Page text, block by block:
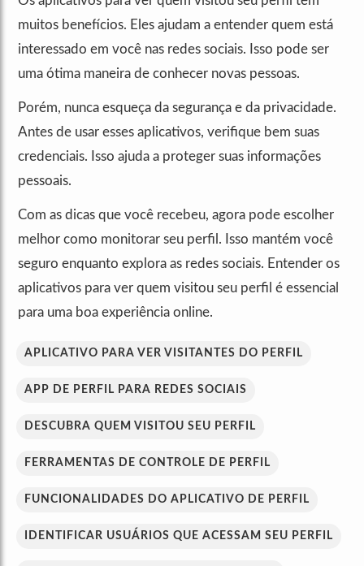
muitos benefícios. Eles ajudam a entender quem está
interessado em você nas redes sociais. Isso pode ser
uma ótima maneira de conhecer novas pessoas.
Porém, nunca esqueça da segurança e da privacidade.
Antes de usar esses aplicativos, verifique bem suas
credenciais. Isso ajuda a proteger suas informações
pessoais.
Com as dicas que você recebeu, agora pode escolher
melhor como monitorar seu perfil. Isso mantém você
seguro enquanto explora as redes sociais. Entender os
aplicativos para ver quem visitou seu perfil é essencial
para uma boa experiência online.
APLICATIVO PARA VER VISITANTES DO PERFIL
APP DE PERFIL PARA REDES SOCIAIS
DESCUBRA QUEM VISITOU SEU PERFIL
FERRAMENTAS DE CONTROLE DE PERFIL
FUNCIONALIDADES DO APLICATIVO DE PERFIL
IDENTIFICAR USUÁRIOS QUE ACESSAM SEU PERFIL